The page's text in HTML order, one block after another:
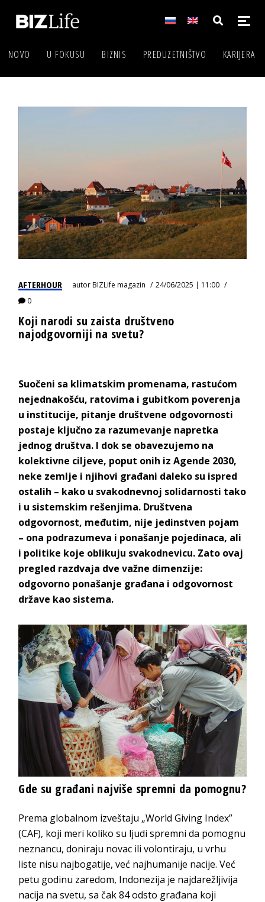
NOVO U FOKUSU BIZNIS PREDUZETNIŠTVO KARIJERA
AFTERHOUR autorBIZLife magazin
24/06/2025 | 11:00
0
Koji narodi su zaista društveno
najodgovorniji na svetu?
Suočeni sa klimatskim promenama, rastućom
nejednakošću, ratovima i gubitkom poverenja
u institucije, pitanje društvene odgovornosti
postaje ključno za razumevanje napretka
jednog društva. I dok se obavezujemo na
kolektivne ciljeve, poput onih iz Agende 2030,
neke zemlje i njihovi građani daleko su ispred
ostalih – kako u svakodnevnoj solidarnosti tako
i u sistemskim rešenjima. Društvena
odgovornost, međutim, nije jedinstven pojam
– ona podrazumeva i ponašanje pojedinaca, ali
i politike koje oblikuju svakodnevicu. Zato ovaj
pregled razdvaja dve važne dimenzije:
odgovorno ponašanje građana i odgovornost
države kao sistema.
Gde su građani najviše spremni da pomognu?
Prema globalnom izveštaju „World Giving Index”
(CAF), koji meri koliko su ljudi spremni da pomognu
neznancu, doniraju novac ili volontiraju, u vrhu
liste nisu najbogatije, već najhumanije nacije. Već
petu godinu zaredom, Indonezija je najdarežljivija
nacija na svetu, sa čak 84 odsto građana koji